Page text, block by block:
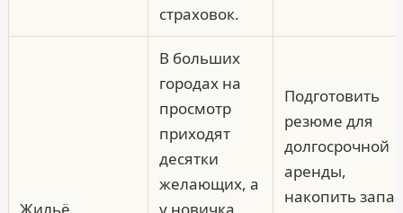
страховок.
В больших
городах на
просмотр
приходят
десятки
желающих, а
Подготовить
резюме для
долгосрочной
аренды,
накопить запас